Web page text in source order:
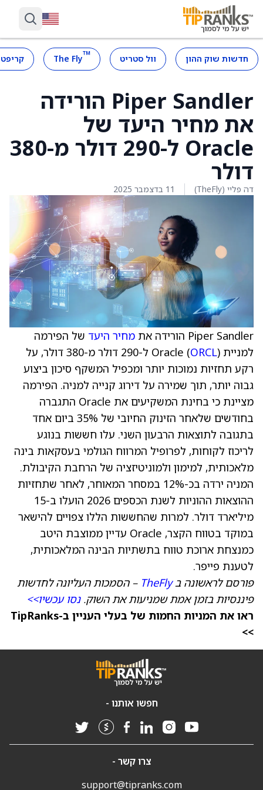
חדשות שוק ההון וול סטריט ™
The Fly
Piper Sandler הורידה
את מחיר היעד של
Oracle ל-290 דולר מ-380
דולר
דה פליי (TheFly) 11 בדצמבר 2025
Piper Sandler הורידה את מחיר היעד של הפירמה
למניית Oracle ( ORCL
) ל-290 דולר מ-380 דולר, על
רקע תחזיות נמוכות יותר ומכפיל המשקף סיכון ביצוע
גבוה יותר, תוך שמירה על דירוג קנייה למניה. הפירמה
מציינת כי בחינת המשקיעים את Oracle התגברה
בחודשים שלאחר הזינוק החיובי של 35% ביום אחד
בתגובה לתוצאות הרבעון השני. עלו חששות בנוגע
לריכוז לקוחות, לפרופיל המרווח הגולמי בעסקאות בינה
מלאכותית, למימון ולמוניטיזציה של הרחבת הקיבולת.
המניה ירדה בכ-12% במסחר המאוחר, לאחר שתחזיות
ההוצאות ההוניות לשנת הכספים 2026 הועלו ב-15
מיליארד דולר. למרות שהחששות הללו צפויים להישאר
במוקד בטווח הקצר, Oracle עדיין ממוצבת היטב
כמנצחת ארוכת טווח בתשתיות הבינה המלאכותית,
לטענת פייפר.
פורסם לראשונה בTheFly – הסמכות העליונה לחדשות
פיננסיות בזמן אמת שמניעות את השוק.נסו עכשיו>>
ראו את המניות החמות של בעלי העניין ב-TipRanks
>>
חפשו אותנו -
צרו קשר -
support@tipranks.com